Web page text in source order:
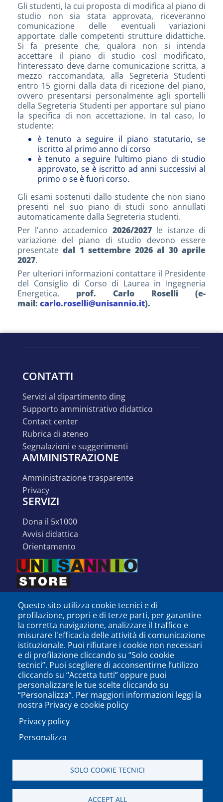
Gli studenti, la cui proposta di modifica al piano di
studio non sia stata approvata, riceveranno
comunicazione delle eventuali variazioni
apportate dalle competenti strutture didattiche.
Si fa presente che, qualora non si intenda
accettare il piano di studio così modificato,
l’interessato deve darne comunicazione scritta, a
mezzo raccomandata, alla Segreteria Studenti
entro 15 giorni dalla data di ricezione del piano,
ovvero presentarsi personalmente agli sportelli
della Segreteria Studenti per apportare sul piano
la specifica di non accettazione. In tal caso, lo
studente:
è tenuto a seguire il piano statutario, se
iscritto al primo anno di corso
è tenuto a seguire l’ultimo piano di studio
approvato, se è iscritto ad anni successivi al
primo o se è fuori corso.
Gli esami sostenuti dallo studente che non siano
presenti nel suo piano di studi sono annullati
automaticamente dalla Segreteria studenti.
Per l'anno accademico 2026/2027le istanze di
variazione del piano di studio devono essere
presentatedal 1 settembre 2026 al 30 aprile
2027.
Per ulteriori informazioni contattare il Presidente
del Consiglio di Corso di Laurea in Ingegneria
Energetica, prof. Carlo Roselli (e-
mail: carlo.roselli@unisannio.it).
CONTATTI
servizi al dipartimento ding
supporto amministrativo didattico
contact center
rubrica di ateneo
segnalazioni e suggerimenti
AMMINISTRAZIONE
amministrazione trasparente
privacy
SERVIZI
dona il 5x1000
avvisi didattica
orientamento
SEGUICI SU
PODCAST
Questo sito utilizza cookie tecnici e di
profilazione, propri e di terze parti, per garantire
la corretta navigazione, analizzare il traffico e
misurare l'efficacia delle attività di comunicazione
istituzionale. Puoi rifiutare i cookie non necessari
e di profilazione cliccando su “Solo cookie
tecnici”. Puoi scegliere di acconsentirne l’utilizzo
cliccando su “Accetta tutti” oppure puoi
personalizzare le tue scelte cliccando su
“Personalizza”. Per maggiori informazioni leggi la
nostra Privacy e cookie policy
Privacy policy
Personalizza
SOLO COOKIE TECNICI
ACCEPT ALL
Università degli Studi del Sannio di Benevento - Piazza